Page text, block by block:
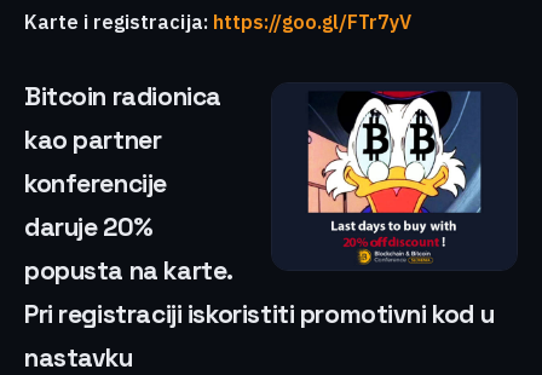
Karte i registracija: https://goo.gl/FTr7yV
Bitcoin radionica
kao partner
konferencije
daruje 20%
popusta na karte.
Pri registraciji iskoristiti promotivni kod u
nastavku